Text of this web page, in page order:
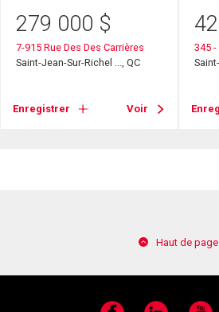
279 000 $
7-915 Rue Des Des Carrières
Saint-Jean-Sur-Richel ..., QC
Enregistrer Voir
345 -
Haut de page